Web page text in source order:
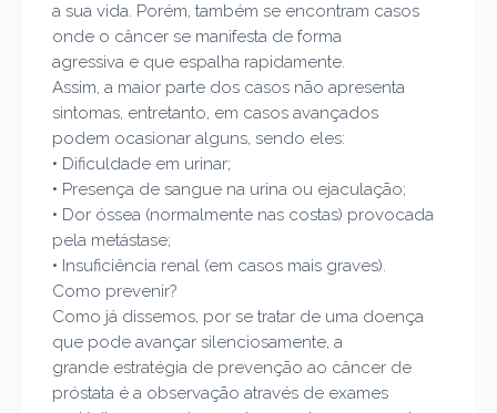
a sua vida. Porém, também se encontram casos
onde o câncer se manifesta de forma
agressiva e que espalha rapidamente.
Assim, a maior parte dos casos não apresenta
sintomas, entretanto, em casos avançados
podem ocasionar alguns, sendo eles:
• Dificuldade em urinar;
• Presença de sangue na urina ou ejaculação;
• Dor óssea (normalmente nas costas) provocada
pela metástase;
• Insuficiência renal (em casos mais graves).
Como prevenir?
Como já dissemos, por se tratar de uma doença
que pode avançar silenciosamente, a
grande estratégia de prevenção ao câncer de
próstata é a observação através de exames